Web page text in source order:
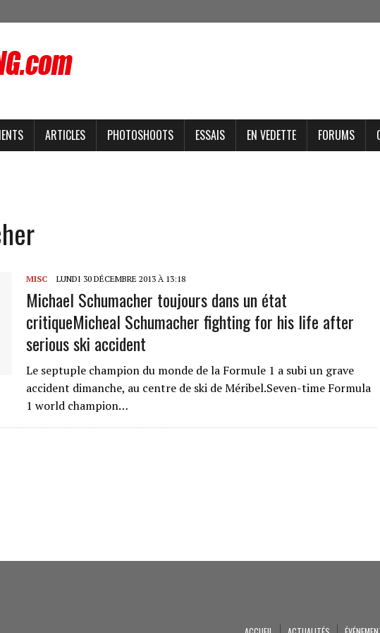
ARTICLES PHOTOSHOOTS ESSAIS EN VEDETTE FORUMS
MISC LUNDI 30 DÉCEMBRE 2013 À 13:18
Michael Schumacher toujours dans un état
critiqueMicheal Schumacher fighting for his life after
serious ski accident
Le septuple champion du monde de la Formule 1 a subi un grave
accident dimanche, au centre de ski de Méribel.Seven-time Formula
1 world champion…